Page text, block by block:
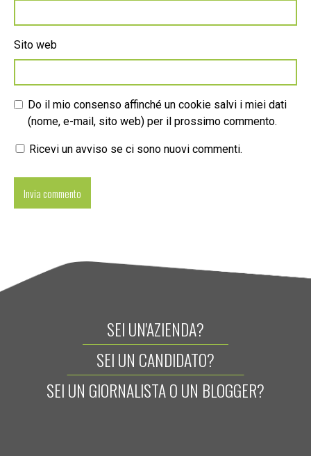
Sito web
Do il mio consenso affinché un cookie salvi i miei dati
(nome, e-mail, sito web) per il prossimo commento.
Ricevi un avviso se ci sono nuovi commenti.
SEI UN'AZIENDA?
SEI UN CANDIDATO?
SEI UN GIORNALISTA O UN BLOGGER?